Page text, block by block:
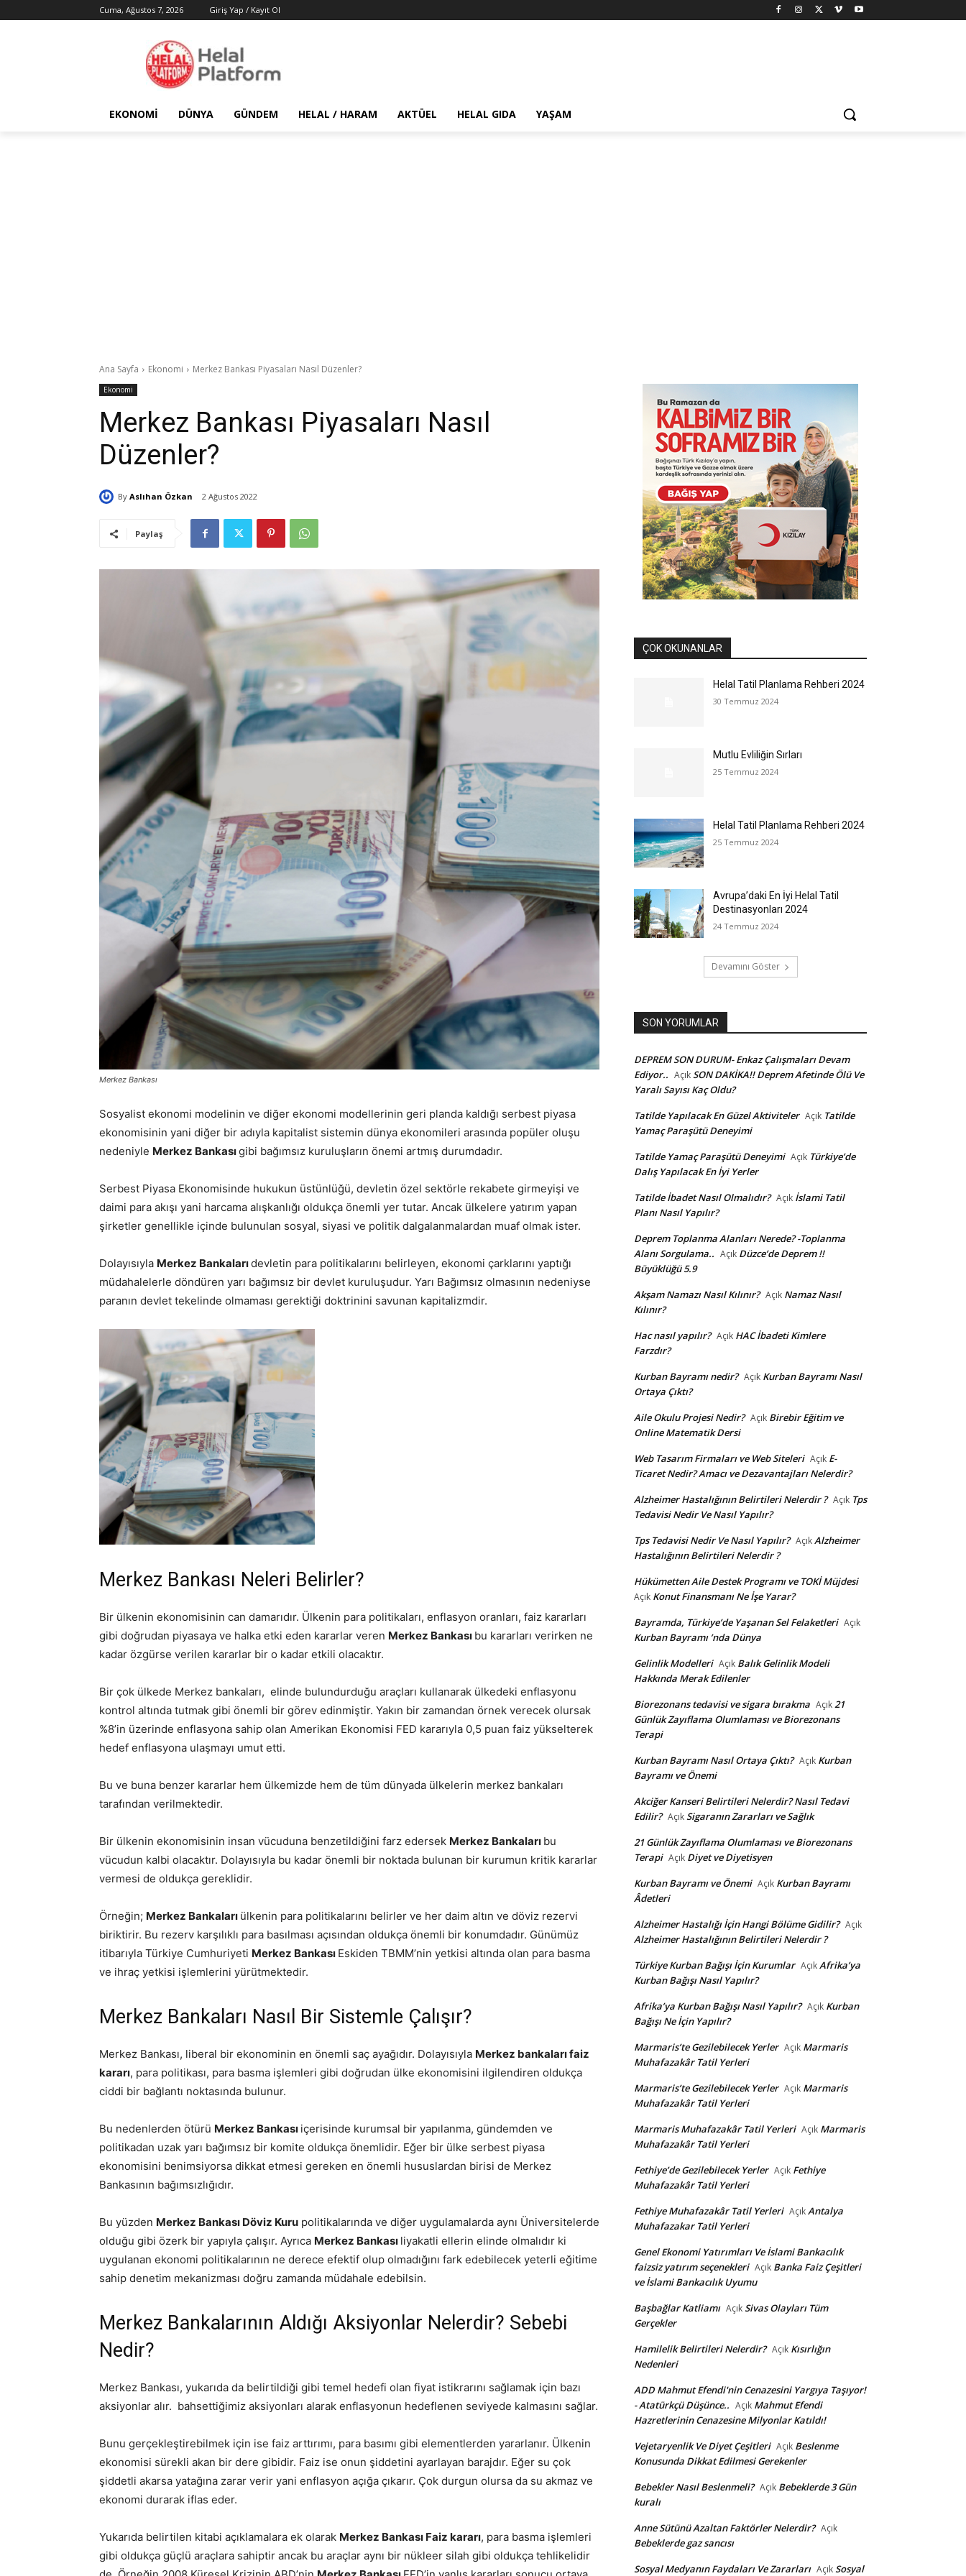
Cuma, Ağustos 7, 2026 Giriş Yap / Kayıt Ol
EKONOMI DÜNYA GÜNDEM HELAL / HARAM AKTÜEL HELAL GIDA YAŞAM
Ana Sayfa Ekonomi Merkez Bankası Piyasaları Nasıl Düzenler?
Ekonomi
Merkez Bankası Piyasaları Nasıl
Düzenler?
By Aslıhan Özkan 2 Ağustos 2022
Paylaş
Merkez Bankası
Sosyalist ekonomi modelinin ve diğer ekonomi modellerinin geri planda kaldığı serbest piyasa
ekonomisinin yani diğer bir adıyla kapitalist sistemin dünya ekonomileri arasında popüler oluşu
nedeniyle Merkez Bankasıgibi bağımsız kuruluşların önemi artmış durumdadır.
Serbest Piyasa Ekonomisinde hukukun üstünlüğü, devletin özel sektörle rekabete girmeyişi ve
daimi para akışı yani harcama alışkanlığı oldukça önemli yer tutar. Ancak ülkelere yatırım yapan
şirketler genellikle içinde bulunulan sosyal, siyasi ve politik dalgalanmalardan muaf olmak ister.
Dolayısıyla Merkez Bankalarıdevletin para politikalarını belirleyen, ekonomi çarklarını yaptığı
müdahalelerle döndüren yarı bağımsız bir devlet kuruluşudur. Yarı Bağımsız olmasının nedeniyse
paranın devlet tekelinde olmaması gerektiği doktrinini savunan kapitalizmdir.
Merkez Bankası Neleri Belirler?
Bir ülkenin ekonomisinin can damarıdır. Ülkenin para politikaları, enflasyon oranları, faiz kararları
gibi doğrudan piyasaya ve halka etki eden kararlar veren Merkez Bankası bu kararları verirken ne
kadar özgürse verilen kararlar bir o kadar etkili olacaktır.
Bir çok ülkede Merkez bankaları, elinde bulundurduğu araçları kullanarak ülkedeki enflasyonu
kontrol altında tutmak gibi önemli bir görev edinmiştir. Yakın bir zamandan örnek verecek olursak
%8’in üzerinde enflasyona sahip olan Amerikan Ekonomisi FED kararıyla 0,5 puan faiz yükselterek
hedef enflasyona ulaşmayı umut etti.
Bu ve buna benzer kararlar hem ülkemizde hem de tüm dünyada ülkelerin merkez bankaları
tarafından verilmektedir.
Bir ülkenin ekonomisinin insan vücuduna benzetildiğini farz edersek Merkez Bankaları bu
vücudun kalbi olacaktır. Dolayısıyla bu kadar önemli bir noktada bulunan bir kurumun kritik kararlar
vermesi de oldukça gereklidir.
Örneğin; Merkez Bankaları ülkenin para politikalarını belirler ve her daim altın ve döviz rezervi
biriktirir. Bu rezerv karşılıklı para basılması açısından oldukça önemli bir konumdadır. Günümüz
itibarıyla Türkiye Cumhuriyeti Merkez Bankası Eskiden TBMM’nin yetkisi altında olan para basma
ve ihraç yetkisi işlemlerini yürütmektedir.
Merkez Bankaları Nasıl Bir Sistemle Çalışır?
Merkez Bankası, liberal bir ekonominin en önemli saç ayağıdır. Dolayısıyla Merkez bankaları faiz
kararı, para politikası, para basma işlemleri gibi doğrudan ülke ekonomisini ilgilendiren oldukça
ciddi bir bağlantı noktasında bulunur.
Bu nedenlerden ötürü Merkez Bankası içerisinde kurumsal bir yapılanma, gündemden ve
politikadan uzak yarı bağımsız bir komite oldukça önemlidir. Eğer bir ülke serbest piyasa
ekonomisini benimsiyorsa dikkat etmesi gereken en önemli hususlardan birisi de Merkez
Bankasının bağımsızlığıdır.
Bu yüzden Merkez Bankası Döviz Kuru politikalarında ve diğer uygulamalarda aynı Üniversitelerde
olduğu gibi özerk bir yapıyla çalışır. Ayrıca Merkez Bankası liyakatli ellerin elinde olmalıdır ki
uygulanan ekonomi politikalarının ne derece efektif olup olmadığını fark edebilecek yeterli eğitime
sahip denetim mekanizması doğru zamanda müdahale edebilsin.
Merkez Bankalarının Aldığı Aksiyonlar Nelerdir? Sebebi
Nedir?
Merkez Bankası, yukarıda da belirtildiği gibi temel hedefi olan fiyat istikrarını sağlamak için bazı
aksiyonlar alır. bahsettiğimiz aksiyonları alarak enflasyonun hedeflenen seviyede kalmasını sağlar.
Bunu gerçekleştirebilmek için ise faiz arttırımı, para basımı gibi elementlerden yararlanır. Ülkenin
ekonomisi sürekli akan bir dere gibidir. Faiz ise onun şiddetini ayarlayan barajdır. Eğer su çok
şiddetli akarsa yatağına zarar verir yani enflasyon açığa çıkarır. Çok durgun olursa da su akmaz ve
ekonomi durarak iflas eder.
Yukarıda belirtilen kitabi açıklamalara ek olarak Merkez Bankası Faiz kararı, para basma işlemleri
gibi oldukça güçlü araçlara sahiptir ancak bu araçlar aynı bir nükleer silah gibi oldukça tehlikelidir
ÇOK OKUNANLAR
Helal Tatil Planlama Rehberi 2024
30 Temmuz 2024
Mutlu Evliliğin Sırları
25 Temmuz 2024
Helal Tatil Planlama Rehberi 2024
25 Temmuz 2024
Avrupa’daki En İyi Helal Tatil
Destinasyonları 2024
24 Temmuz 2024
Devamını Göster
SON YORUMLAR
DEPREM SON DURUM- Enkaz Çalışmaları Devam
Ediyor.. AçıkSON DAKİKA!! Deprem Afetinde Ölü Ve
Yaralı Sayısı Kaç Oldu?
Tatilde Yapılacak En Güzel Aktiviteler Açık Tatilde
Yamaç Paraşütü Deneyimi
Tatilde Yamaç Paraşütü Deneyimi Açık Türkiye’de
Dalış Yapılacak En İyi Yerler
Tatilde İbadet Nasıl Olmalıdır? Açık İslami Tatil
Planı Nasıl Yapılır?
Deprem Toplanma Alanları Nerede? -Toplanma
Alanı Sorgulama.. Açık Düzce’de Deprem !!
Büyüklüğü 5.9
Akşam Namazı Nasıl Kılınır? Açık Namaz Nasıl
Kılınır?
Hac nasıl yapılır? Açık HAC İbadeti Kimlere
Farzdır?
Kurban Bayramı nedir? Açık Kurban Bayramı Nasıl
Ortaya Çıktı?
Aile Okulu Projesi Nedir? Açık Birebir Eğitim ve
Online Matematik Dersi
Web Tasarım Firmaları ve Web Siteleri Açık E-
Ticaret Nedir? Amacı ve Dezavantajları Nelerdir?
Alzheimer Hastalığının Belirtileri Nelerdir ? Açık Tps
Tedavisi Nedir Ve Nasıl Yapılır?
Tps Tedavisi Nedir Ve Nasıl Yapılır? AçıkAlzheimer
Hastalığının Belirtileri Nelerdir ?
Hükümetten Aile Destek Programı ve TOKİ Müjdesi
Açık Konut Finansmanı Ne İşe Yarar?
Bayramda, Türkiye’de Yaşanan Sel Felaketleri Açık
Kurban Bayramı ’nda Dünya
Gelinlik Modelleri Açık Balık Gelinlik Modeli
Hakkında Merak Edilenler
Biorezonans tedavisi ve sigara bırakma Açık21
Günlük Zayıflama Olumlaması ve Biorezonans
Terapi
Kurban Bayramı Nasıl Ortaya Çıktı? Açık Kurban
Bayramı ve Önemi
Akciğer Kanseri Belirtileri Nelerdir? Nasıl Tedavi
Edilir? AçıkSigaranın Zararları ve Sağlık
21 Günlük Zayıflama Olumlaması ve Biorezonans
Terapi Açık Diyet ve Diyetisyen
Kurban Bayramı ve Önemi Açık Kurban Bayramı
Âdetleri
Alzheimer Hastalığı İçin Hangi Bölüme Gidilir? Açık
Alzheimer Hastalığının Belirtileri Nelerdir ?
Türkiye Kurban Bağışı İçin Kurumlar AçıkAfrika’ya
Kurban Bağışı Nasıl Yapılır?
Afrika’ya Kurban Bağışı Nasıl Yapılır? Açık Kurban
Bağışı Ne İçin Yapılır?
Marmaris’te Gezilebilecek Yerler Açık Marmaris
Muhafazakâr Tatil Yerleri
Marmaris’te Gezilebilecek Yerler Açık Marmaris
Muhafazakâr Tatil Yerleri
Marmaris Muhafazakâr Tatil Yerleri Açık Marmaris
Muhafazakâr Tatil Yerleri
Fethiye’de Gezilebilecek Yerler Açık Fethiye
Muhafazakâr Tatil Yerleri
Fethiye Muhafazakâr Tatil Yerleri AçıkAntalya
Muhafazakar Tatil Yerleri
Genel Ekonomi Yatırımları Ve İslami Bankacılık
faizsiz yatırım seçenekleri Açık Banka Faiz Çeşitleri
ve İslami Bankacılık Uyumu
Başbağlar Katliamı AçıkSivas Olayları Tüm
Gerçekler
Hamilelik Belirtileri Nelerdir? Açık Kısırlığın
Nedenleri
ADD Mahmut Efendi'nin Cenazesini Yargıya Taşıyor!
- Atatürkçü Düşünce.. Açık Mahmut Efendi
Hazretlerinin Cenazesine Milyonlar Katıldı!
Vejetaryenlik Ve Diyet Çeşitleri Açık Beslenme
Konusunda Dikkat Edilmesi Gerekenler
Bebekler Nasıl Beslenmeli? Açık Bebeklerde 3 Gün
kuralı
Anne Sütünü Azaltan Faktörler Nelerdir? Açık
Bebeklerde gaz sancısı
Sosyal Medyanın Faydaları Ve Zararları AçıkSosyal